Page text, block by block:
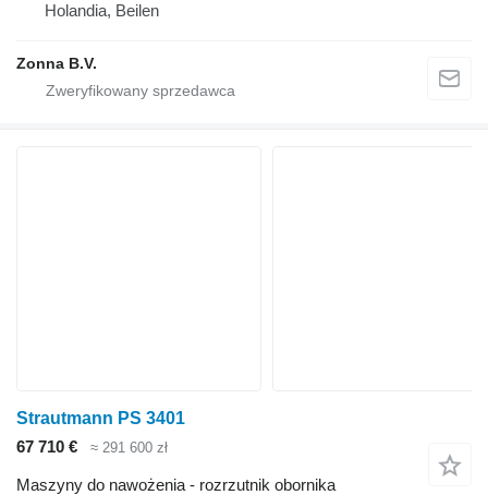
Holandia, Beilen
Zonna B.V.
Strautmann PS 3401
67 710 €
≈ 291 600 zł
Maszyny do nawożenia - rozrzutnik obornika